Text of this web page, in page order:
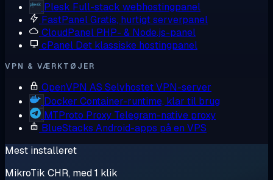
Plesk Full-stack webhostingpanel
FastPanelGratis, hurtigt serverpanel
CloudPanel PHP- & Node.js-panel
cPanel Det klassiske hostingpanel
VPN & VÆRKTØJER
OpenVPN AS Selvhostet VPN-server
Docker Container-runtime, klar til brug
MTProto Proxy Telegram-native proxy
BlueStacks Android-apps på en VPS
Mest installeret
MikroTik CHR, med 1 klik